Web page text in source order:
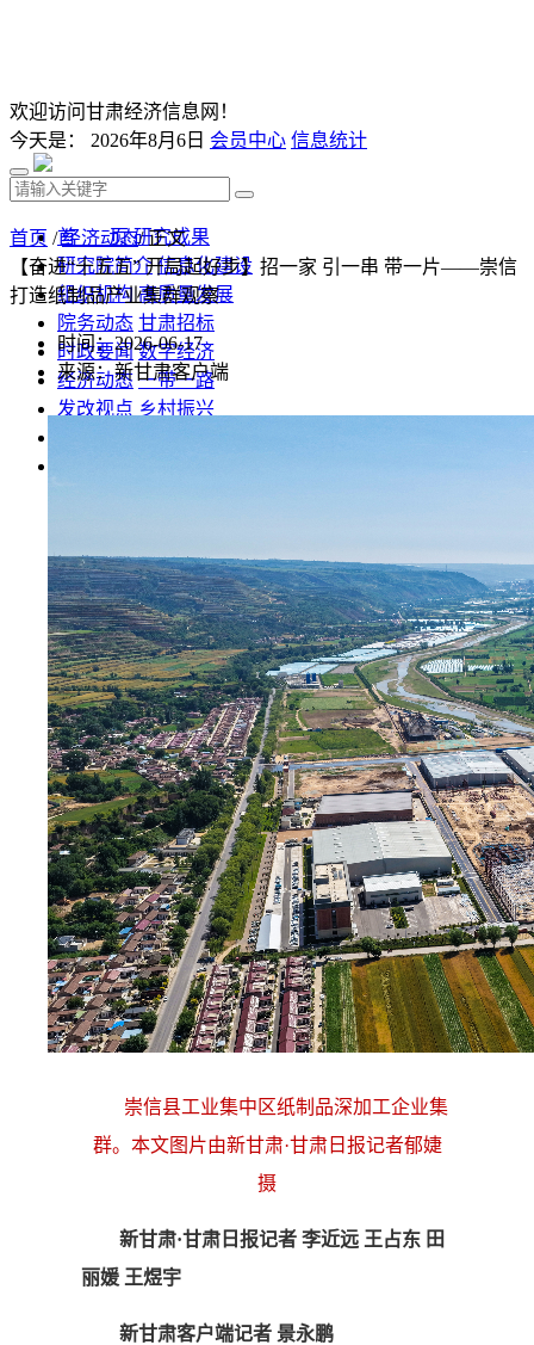
欢迎访问甘肃经济信息网！
今天是： 2026年8月6日 会员中心 信息统计
首 页 研究成果
研究院简介 信息化建设
组织机构 高质量发展
院务动态 甘肃招标
时政要闻 数字经济
经济动态 一带一路
发改视点 乡村振兴
首页 /经济动态/ 正文
【奋进“十五五” 开局起好步】招一家 引一串 带一片——崇信
打造纸制品产业集群观察
时间：2026-06-17
来源：新甘肃客户端
崇信县工业集中区纸制品深加工企业集
群。本文图片由新甘肃·甘肃日报记者郁婕
摄
新甘肃·甘肃日报记者 李近远 王占东 田
丽媛 王煜宇
新甘肃客户端记者 景永鹏